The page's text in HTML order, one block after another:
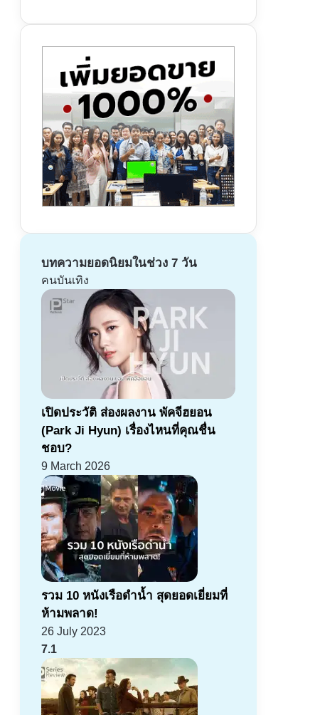
บทความยอดนิยมในช่วง 7 วัน
คนบันเทิง
เปิดประวัติ ส่องผลงาน พัคจีฮยอน
(Park Ji Hyun) เรื่องไหนที่คุณชื่น
ชอบ?
9 March 2026
รวม 10 หนังเรือดำน้ำ สุดยอดเยี่ยมที่
ห้ามพลาด!
26 July 2023
7.1